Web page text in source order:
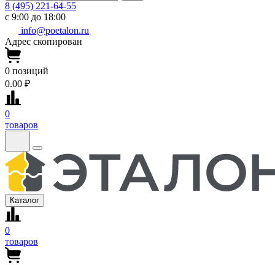
8 (495) 221-64-55
с 9:00 до 18:00
info@poetalon.ru
Адрес скопирован
0 позиций
0.00 ₽
0
товаров
Каталог
0
товаров